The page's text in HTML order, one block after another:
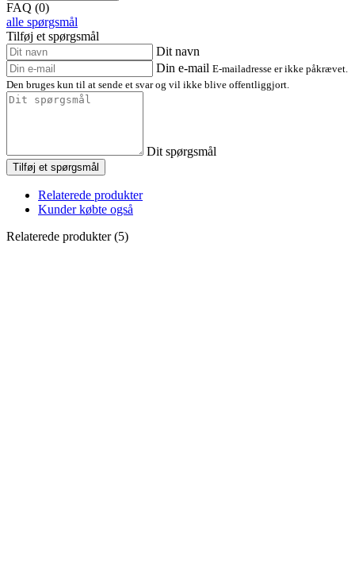
FAQ (0)
alle spørgsmål
Tilføj et spørgsmål
Dit navn
Din e-mail E-mailadresse er ikke påkrævet.
Den bruges kun til at sende et svar og vil ikke blive offentliggjort.
Dit spørgsmål
Tilføj et spørgsmål
Relaterede produkter
Kunder købte også
Relaterede produkter (5)